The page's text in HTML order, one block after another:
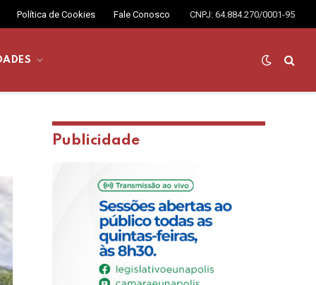
Política de Cookies Fale Conosco CNPJ: 64.884.270/0001-95
Publicidade